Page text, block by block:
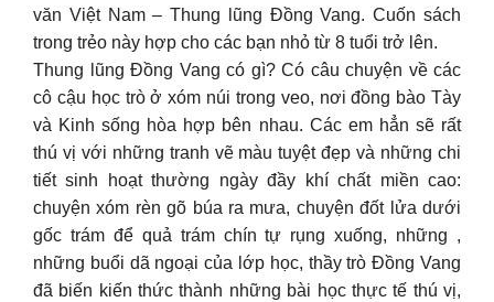
văn Việt Nam – Thung lũng Đồng Vang. Cuốn sách
trong trẻo này hợp cho các bạn nhỏ từ 8 tuổi trở lên.
Thung lũng Đồng Vang có gì? Có câu chuyện về các
cô cậu học trò ở xóm núi trong veo, nơi đồng bào Tày
và Kinh sống hòa hợp bên nhau. Các em hẳn sẽ rất
thú vị với những tranh vẽ màu tuyệt đẹp và những chi
tiết sinh hoạt thường ngày đầy khí chất miền cao:
chuyện xóm rèn gõ búa ra mưa, chuyện đốt lửa dưới
gốc trám để quả trám chín tự rụng xuống, những ,
những buổi dã ngoại của lớp học, thầy trò Đồng Vang
đã biến kiến thức thành những bài học thực tế thú vị,